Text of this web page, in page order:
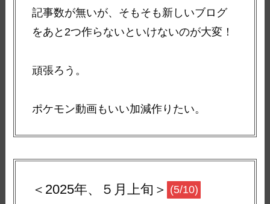
記事数が無いが、そもそも新しいブログ
をあと2つ作らないといけないのが大変！
頑張ろう。
ポケモン動画もいい加減作りたい。
＜2025年、５月上旬＞ (5/10)